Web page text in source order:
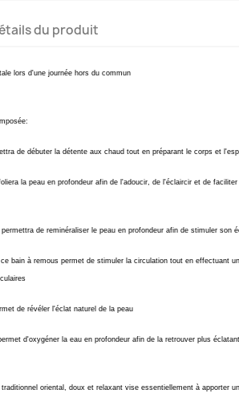
du produit
lors d'une journée hors du commun
de débuter la détente aux chaud tout en préparant le corps et
la peau en profondeur afin de l'adoucir, de l'éclaircir et de
de reminéraliser le peau en profondeur afin de stimuler son
bain à remous permet de stimuler la circulation tout en effectuant
de révéler l'éclat naturel de la peau
d'oxygéner la eau en profondeur afin de la retrouver plus
oriental, doux et relaxant vise essentiellement à apporter